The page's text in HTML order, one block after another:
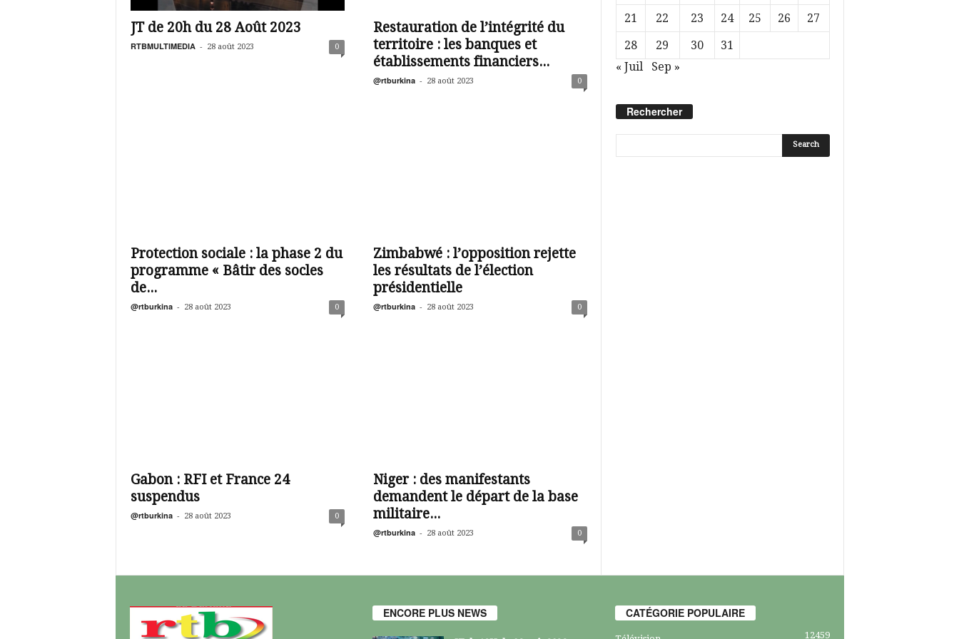
JT de 20h du 28 Août 2023
RTBMULTIMEDIA - 28 août 2023 0
Restauration de l’intégrité du
territoire : les banques et
établissements financiers...
@rtburkina - 28 août 2023 0
Protection sociale : la phase 2 du
programme « Bâtir des socles
de...
@rtburkina - 28 août 2023 0
Zimbabwé : l’opposition rejette
les résultats de l’élection
présidentielle
@rtburkina - 28 août 2023 0
Gabon : RFI et France 24
suspendus
@rtburkina - 28 août 2023 0
Niger : des manifestants
demandent le départ de la base
militaire...
@rtburkina - 28 août 2023 0
21
22 23 24 25 26
27
28
29 30
31
« Juil
Sep »
Rechercher
ENCORE PLUS NEWS CATÉGORIE POPULAIRE
12459